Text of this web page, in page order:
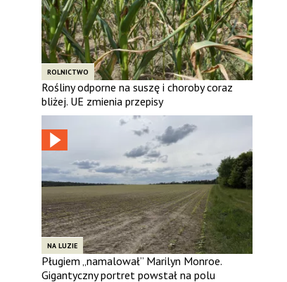
ROLNICTWO
Rośliny odporne na suszę i choroby coraz
bliżej. UE zmienia przepisy
NA LUZIE
Pługiem „namalował” Marilyn Monroe.
Gigantyczny portret powstał na polu